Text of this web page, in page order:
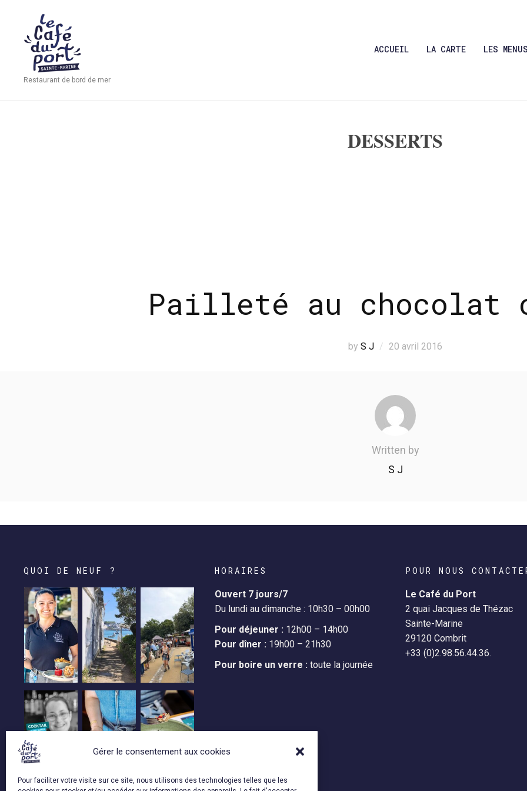
Gérer le consentement aux cookies
Pour faciliter votre visite sur ce site, nous utilisons des technologies telles que les
Restaurant de bord de mer
ACCUEIL LA CARTE LES MENUS
DESSERTS
Pailleté au chocolat
by S J 20 avril 2016
Written by
S J
QUOI DE NEUF ? HORAIRES
Ouvert 7 jours/7
Du lundi au dimanche : 10h30 – 00h00
Pour déjeuner :12h00 – 14h00
Pour dîner :19h00 – 21h30
Pour boire un verre :toute la journée
POUR NOUS
Le Café du Port
2 quai Jacques de Thézac
Sainte-Marine
29120 Combrit
+33 (0)2.98.56.44.36.